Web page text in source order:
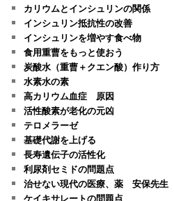
カリウムとインシュリンの関係
インシュリン抵抗性の改善
インシュリンを増やす食べ物
食用重曹をもっと使おう
炭酸水（重曹＋クエン酸）作り方
水素水の素
高カリウム血症 原因
活性酸素が老化の元凶
テロメラーゼ
基礎代謝を上げる
長寿遺伝子の活性化
利尿剤セミドの問題点
治せない現代の医療、薬 安保先生
ケイキサレートの問題点